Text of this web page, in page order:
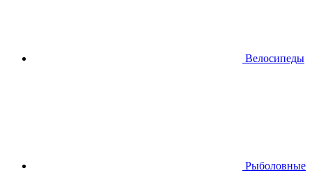
Велосипеды
Рыболовные